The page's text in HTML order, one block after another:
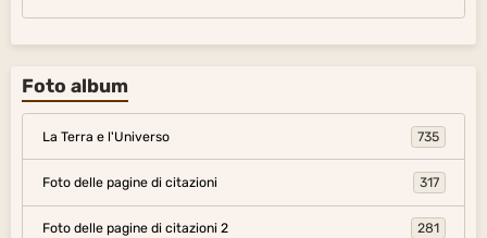
Foto album
La Terra e l'Universo 735
Foto delle pagine di citazioni 317
Foto delle pagine di citazioni 2 281